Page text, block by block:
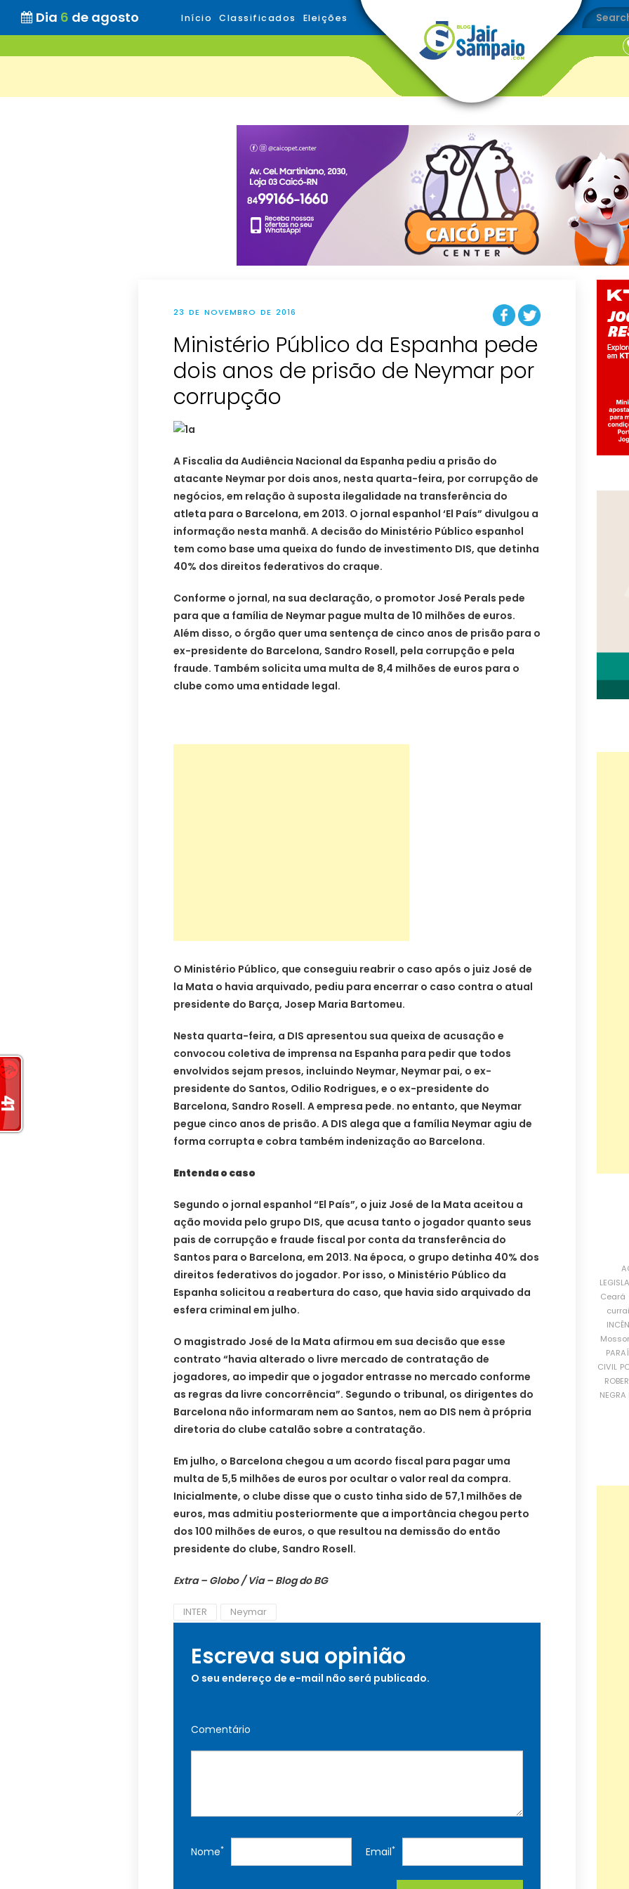
Dia 6 de agosto Início Classificados Eleições
23 DE NOVEMBRO DE 2016
Ministério Público da Espanha pede
dois anos de prisão de Neymar por
corrupção
A Fiscalia da Audiência Nacional da Espanha pediu a prisão do
atacante Neymar por dois anos, nesta quarta-feira, por corrupção de
negócios, em relação à suposta ilegalidade na transferência do
atleta para o Barcelona, em 2013. O jornal espanhol ‘El País” divulgou a
informação nesta manhã. A decisão do Ministério Público espanhol
tem como base uma queixa do fundo de investimento DIS, que detinha
40% dos direitos federativos do craque.
Conforme o jornal, na sua declaração, o promotor José Perals pede
para que a família de Neymar pague multa de 10 milhões de euros.
Além disso, o órgão quer uma sentença de cinco anos de prisão para o
ex-presidente do Barcelona, Sandro Rosell, pela corrupção e pela
fraude. Também solicita uma multa de 8,4 milhões de euros para o
clube como uma entidade legal.
O Ministério Público, que conseguiu reabrir o caso após o juiz José de
la Mata o havia arquivado, pediu para encerrar o caso contra o atual
presidente do Barça, Josep Maria Bartomeu.
Nesta quarta-feira, a DIS apresentou sua queixa de acusação e
convocou coletiva de imprensa na Espanha para pedir que todos
envolvidos sejam presos, incluindo Neymar, Neymar pai, o ex-
presidente do Santos, Odilio Rodrigues, e o ex-presidente do
Barcelona, Sandro Rosell. A empresa pede. no entanto, que Neymar
pegue cinco anos de prisão. A DIS alega que a família Neymar agiu de
forma corrupta e cobra também indenização ao Barcelona.
Entenda o caso
Segundo o jornal espanhol “El País”, o juiz José de la Mata aceitou a
ação movida pelo grupo DIS, que acusa tanto o jogador quanto seus
pais de corrupção e fraude fiscal por conta da transferência do
Santos para o Barcelona, em 2013. Na época, o grupo detinha 40% dos
direitos federativos do jogador. Por isso, o Ministério Público da
Espanha solicitou a reabertura do caso, que havia sido arquivado da
esfera criminal em julho.
O magistrado José de la Mata afirmou em sua decisão que esse
contrato “havia alterado o livre mercado de contratação de
jogadores, ao impedir que o jogador entrasse no mercado conforme
as regras da livre concorrência”. Segundo o tribunal, os dirigentes do
Barcelona não informaram nem ao Santos, nem ao DIS nem à própria
diretoria do clube catalão sobre a contratação.
Em julho, o Barcelona chegou a um acordo fiscal para pagar uma
multa de 5,5 milhões de euros por ocultar o valor real da compra.
Inicialmente, o clube disse que o custo tinha sido de 57,1 milhões de
euros, mas admitiu posteriormente que a importância chegou perto
dos 100 milhões de euros, o que resultou na demissão do então
presidente do clube, Sandro Rosell.
Extra – Globo / Via – Blog do BG
INTER Neymar
Escreva sua opinião
O seu endereço de e-mail não será publicado.
Comentário
Nome* Email*
Ceará
CIVIL
NEGRA